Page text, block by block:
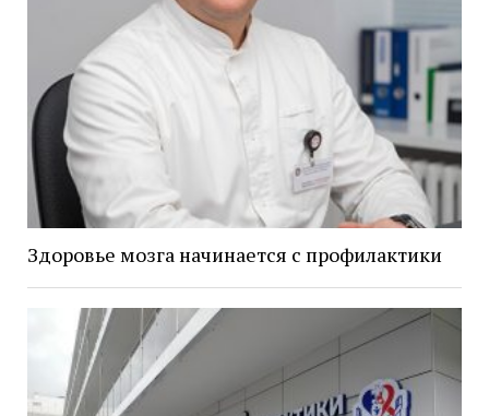
Здоровье мозга начинается с профилактики